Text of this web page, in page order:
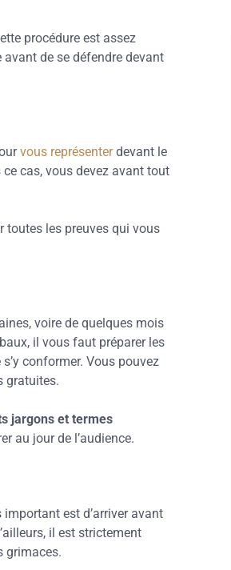
procédure est assez
de se défendre devant
vous représenterdevant le
cas, vous devez avant tout
toutes les preuves qui vous
voire de quelques mois
il vous faut préparer les
conformer. Vous pouvez
gratuites.
jargons et termes
au jour de l’audience.
important est d’arriver avant
il est strictement
grimaces.